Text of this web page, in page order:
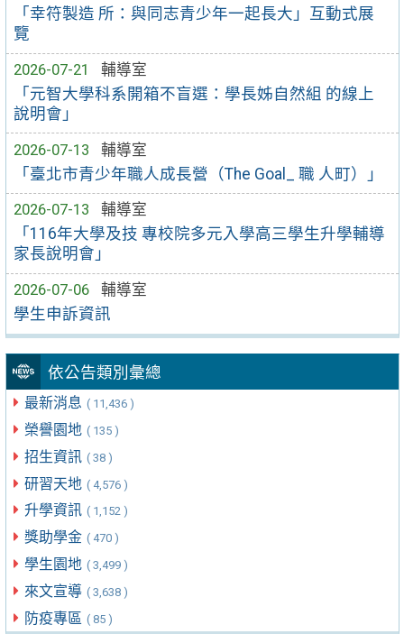
「幸符製造 所：與同志青少年一起長大」互動式展
覽
2026-07-21
輔導室
「元智大學科系開箱不盲選：學長姊自然組 的線上
說明會」
2026-07-13
輔導室
「臺北市青少年職人成長營（The Goal_ 職 人町）」
2026-07-13
輔導室
「116年大學及技 專校院多元入學高三學生升學輔導
家長說明會」
2026-07-06
輔導室
學生申訴資訊
依公告類別彙總
最新消息 ( 11,436 )
榮譽園地 ( 135 )
招生資訊 ( 38 )
研習天地 ( 4,576 )
升學資訊 ( 1,152 )
獎助學金 ( 470 )
學生園地 ( 3,499 )
來文宣導 ( 3,638 )
防疫專區 ( 85 )